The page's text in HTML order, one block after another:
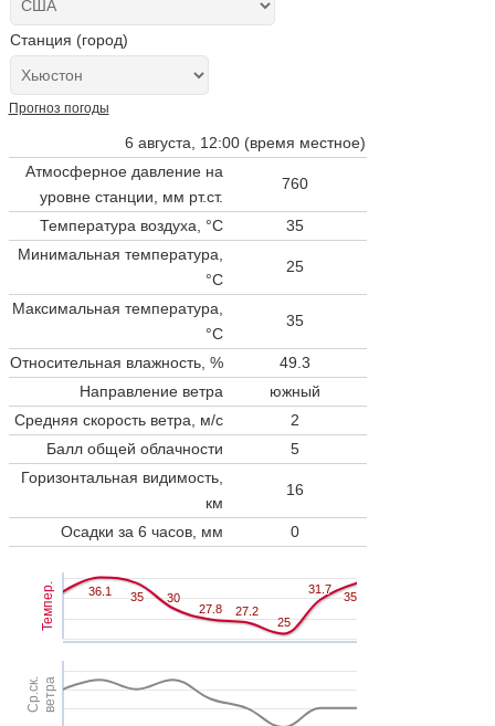
Станция (город)
Прогноз погоды
6 августа, 12:00 (время местное)
Атмосферное давление на
уровне станции, мм рт.ст.
760
Температура воздуха, °C
35
Минимальная температура,
°C
25
Максимальная температура,
°C
35
Относительная влажность, %
49.3
Направление ветра
южный
Средняя скорость ветра, м/с
2
Балл общей облачности
5
Горизонтальная видимость,
км
16
Осадки за 6 часов, мм 0
Темпер.
Ср.ск.ветра
36.1
36.1 35
35 30
30
27.8
27.8 27.2
27.2
25
25
31.7
31.7
35
35